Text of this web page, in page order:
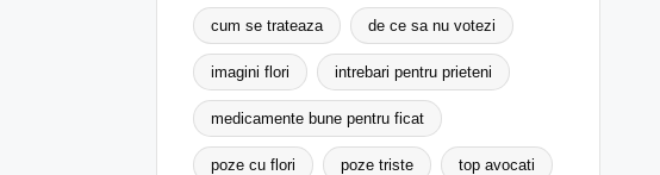
cum se trateaza de ce sa nu votezi
imagini flori intrebari pentru prieteni
medicamente bune pentru ficat
poze cu flori poze triste top avocati